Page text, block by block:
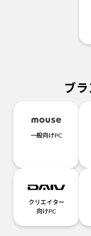
ブ
一般向けPC
クリエイター
向けPC